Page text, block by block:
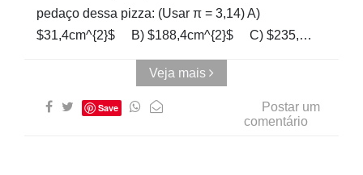
pedaço dessa pizza: (Usar π = 3,14) A)
$31,4cm^{2}$ B) $188,4cm^{2}$ C) $235,…
Veja mais
Save
Postar um
comentário